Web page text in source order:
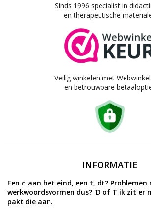
Sinds 1996 specialist in
en therapeutische
Veilig winkelen met
en betrouwbare
INFORMATIE
Een d aan het eind, een t, dt? Problemen
werkwoordsvormen dus? 'D of T ik zit er
pakt die aan.